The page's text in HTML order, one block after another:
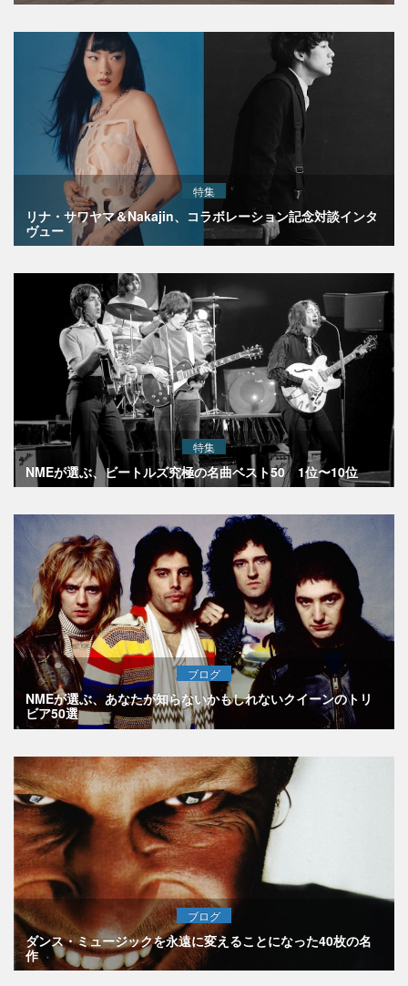
特集
リナ・サワヤマ＆Nakajin、コラボレーション記念対談インタ
ヴュー
特集
NMEが選ぶ、ビートルズ究極の名曲ベスト50 1位〜10位
ブログ
NMEが選ぶ、あなたが知らないかもしれないクイーンのトリ
ビア50選
ブログ
ダンス・ミュージックを永遠に変えることになった40枚の名
作